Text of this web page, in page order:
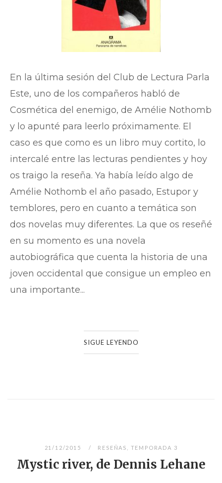
En la última sesión del Club de Lectura Parla
Este, uno de los compañeros habló de
Cosmética del enemigo, de Amélie Nothomb
y lo apunté para leerlo próximamente. El
caso es que como es un libro muy cortito, lo
intercalé entre las lecturas pendientes y hoy
os traigo la reseña. Ya había leído algo de
Amélie Nothomb el año pasado, Estupor y
temblores, pero en cuanto a temática son
dos novelas muy diferentes. La que os reseñé
en su momento es una novela
autobiográfica que cuenta la historia de una
joven occidental que consigue un empleo en
una importante...
SIGUE LEYENDO
21/12/2015 RESEÑAS TEMPORADA 3
Mystic river, de Dennis Lehane